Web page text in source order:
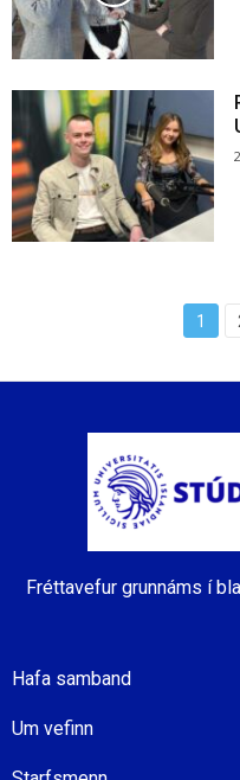
1
Fréttavefur grunnáms í
Hafa samband
Um vefinn